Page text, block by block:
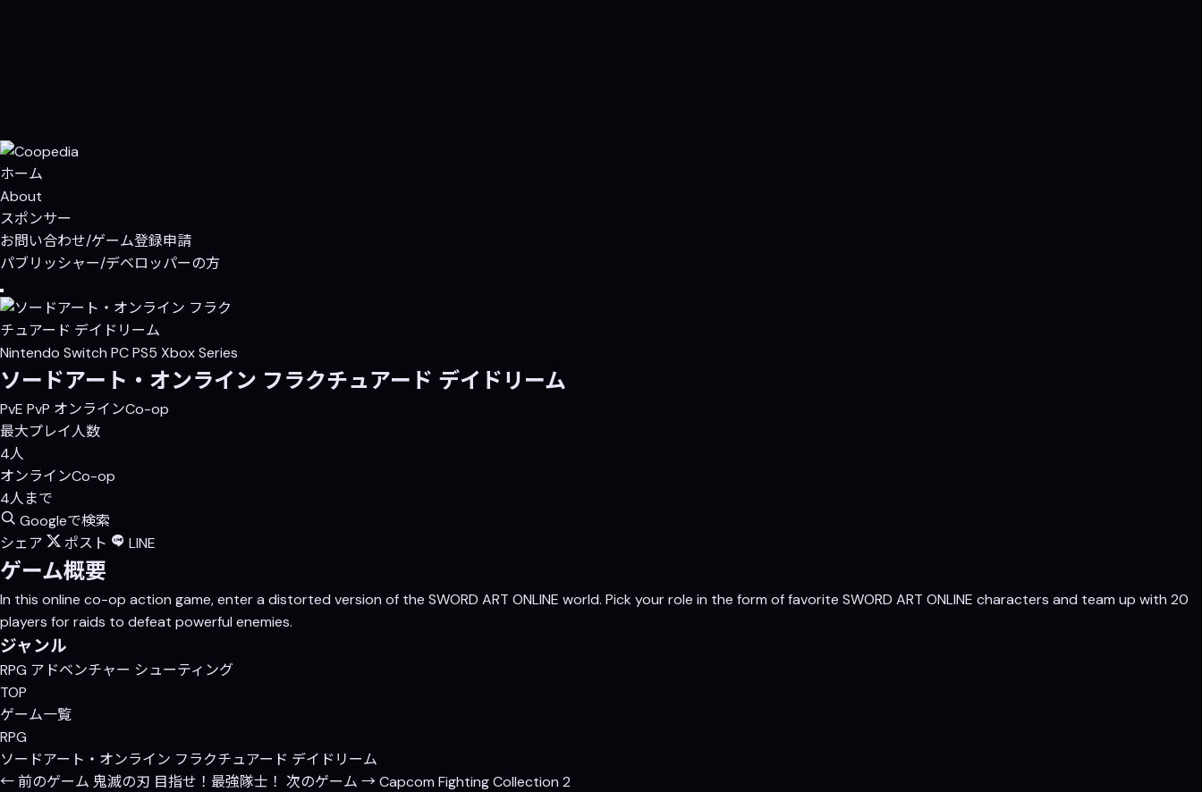
ホーム
About
スポンサー
お問い合わせ/ゲーム登録申請
パブリッシャー/デベロッパーの方
Nintendo Switch PCPS5 Xbox Series
ソードアート・オンライン フラクチュアード デイドリーム
PvE PvP オンラインCo-op
最大プレイ人数
4人
オンラインCo-op
4人まで
Googleで検索
シェア
ポスト LINE
ゲーム概要
In this online co-op action game, enter a distorted version of the SWORD ART ONLINE world. Pick your role in the form of favorite SWORD ART ONLINE characters and team up with 20
players for raids to defeat powerful enemies.
ジャンル
RPG アドベンチャー シューティング
TOP
ゲーム一覧
RPG
ソードアート・オンライン フラクチュアード デイドリーム
← 前のゲーム 鬼滅の刃 目指せ！最強隊士！ 次のゲーム →Capcom Fighting Collection 2